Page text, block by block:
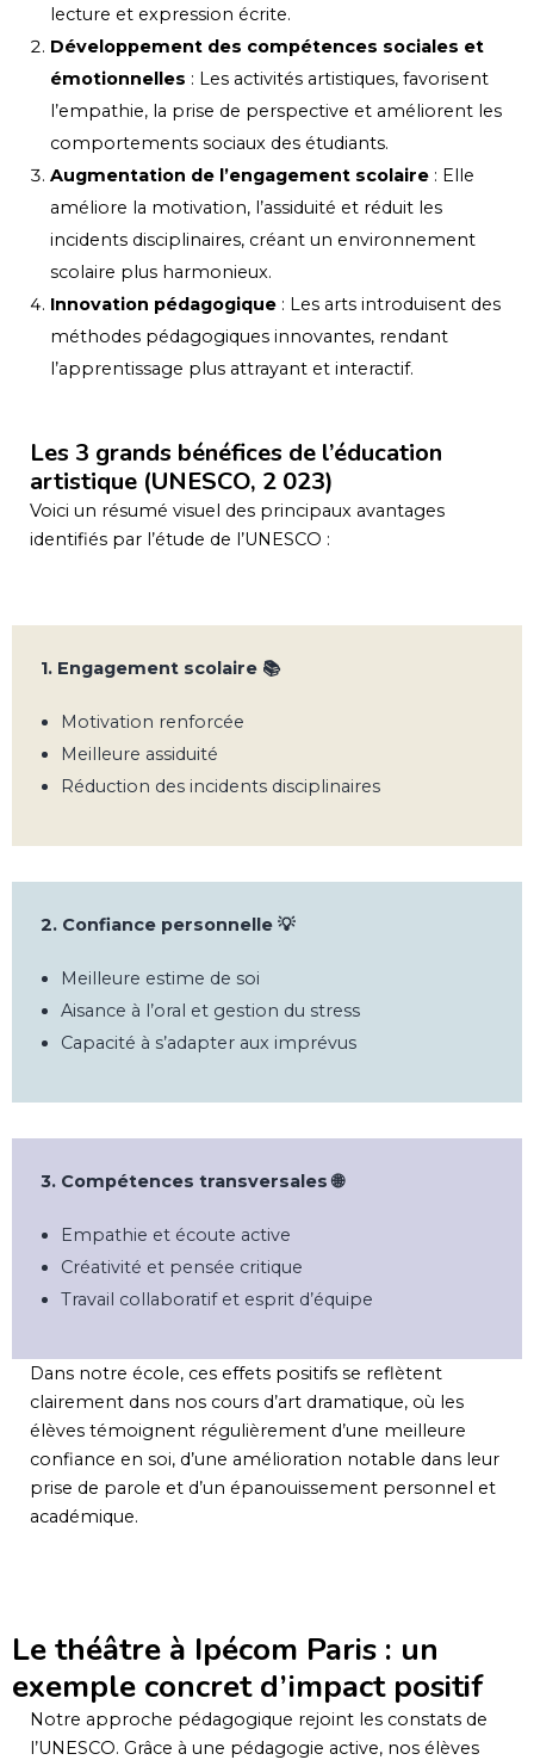
lecture et expression écrite.
Développement des compétences sociales et
émotionnelles : Les activités artistiques, favorisent
l’empathie, la prise de perspective et améliorent les
comportements sociaux des étudiants.
Augmentation de l’engagement scolaire : Elle
améliore la motivation, l’assiduité et réduit les
incidents disciplinaires, créant un environnement
scolaire plus harmonieux.
Innovation pédagogique : Les arts introduisent des
méthodes pédagogiques innovantes, rendant
l’apprentissage plus attrayant et interactif.
Les 3 grands bénéfices de l’éducation
artistique (UNESCO, 2 023)
Voici un résumé visuel des principaux avantages
identifiés par l’étude de l’UNESCO :
1. Engagement scolaire 📚
Motivation renforcée
Meilleure assiduité
Réduction des incidents disciplinaires
2. Confiance personnelle 💡
Meilleure estime de soi
Aisance à l’oral et gestion du stress
Capacité à s’adapter aux imprévus
3. Compétences transversales 🌐
Empathie et écoute active
Créativité et pensée critique
Travail collaboratif et esprit d’équipe
Dans notre école, ces effets positifs se reflètent
clairement dans nos cours d’art dramatique, où les
élèves témoignent régulièrement d’une meilleure
confiance en soi, d’une amélioration notable dans leur
prise de parole et d’un épanouissement personnel et
académique.
Le théâtre à Ipécom Paris : un
exemple concret d’impact positif
Notre approche pédagogique rejoint les constats de
l’UNESCO. Grâce à une pédagogie active, nos élèves